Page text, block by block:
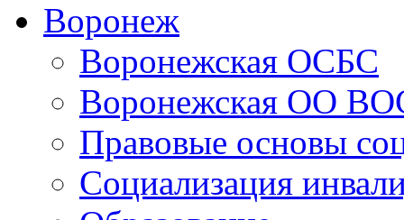
Главная
Воронеж
Воронежская ОСБС
Воронежская ОО
Правовые основы